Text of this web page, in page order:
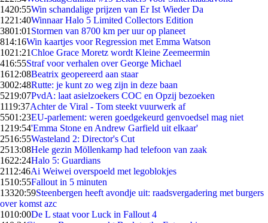
1420:55Win schandalige prijzen van Er Ist Wieder Da
1221:40Winnaar Halo 5 Limited Collectors Edition
3801:01 Stormen van 8700 km per uur op planeet
814:16Win kaartjes voor Regression met Emma Watson
1021:21Chloe Grace Moretz wordt Kleine Zeemeermin
416:55Straf voor verhalen over George Michael
1612:08Beatrix geopereerd aan staar
3002:48Rutte: je kunt zo weg zijn in deze baan
5219:07PvdA: laat asielzoekers COC en Opzij bezoeken
1119:37Achter de Viral - Tom steekt vuurwerk af
5501:23EU-parlement: weren goedgekeurd genvoedsel mag niet
1219:54'Emma Stone en Andrew Garfield uit elkaar'
2516:55Wasteland 2: Director's Cut
2513:08Hele gezin Möllenkamp had telefoon van zaak
1622:24Halo 5: Guardians
2112:46Ai Weiwei overspoeld met legoblokjes
1510:55Fallout in 5 minuten
13320:59Steenbergen heeft avondje uit: raadsvergadering met burgers
over komst azc
1010:00De L staat voor Luck in Fallout 4